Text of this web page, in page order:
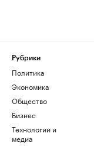
Рубрики
Политика
Экономика
Общество
Бизнес
Технологии и
медиа